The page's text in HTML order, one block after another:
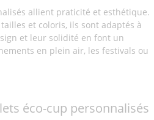
allient praticité et esthétique.
et coloris, ils sont adaptés à
et leur solidité en font un
en plein air, les festivals ou
éco-cup personnalisés